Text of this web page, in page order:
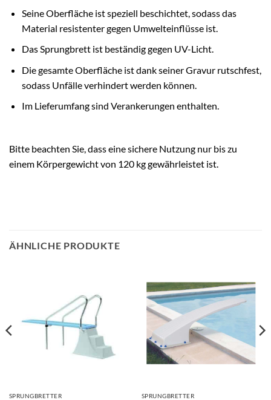
Seine Oberfläche ist speziell beschichtet, sodass das
Material resistenter gegen Umwelteinflüsse ist.
Das Sprungbrett ist beständig gegen UV-Licht.
Die gesamte Oberfläche ist dank seiner Gravur rutschfest,
sodass Unfälle verhindert werden können.
Im Lieferumfang sind Verankerungen enthalten.
Bitte beachten Sie, dass eine sichere Nutzung nur bis zu
einem Körpergewicht von 120 kg gewährleistet ist.
ÄHNLICHE PRODUKTE
SPRUNGBRETTER SPRUNGBRETTER